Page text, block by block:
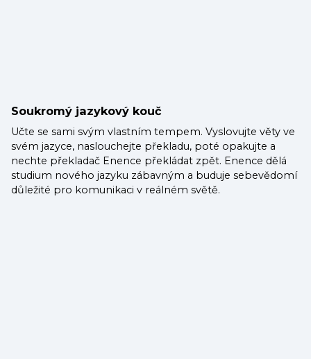
Soukromý jazykový kouč
Učte se sami svým vlastním tempem. Vyslovujte věty ve
svém jazyce, naslouchejte překladu, poté opakujte a
nechte překladač Enence překládat zpět. Enence dělá
studium nového jazyku zábavným a buduje sebevědomí
důležité pro komunikaci v reálném světě.